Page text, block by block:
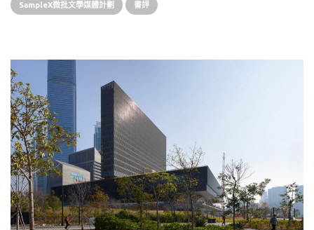
SampleX微批文學媒體計劃 書評